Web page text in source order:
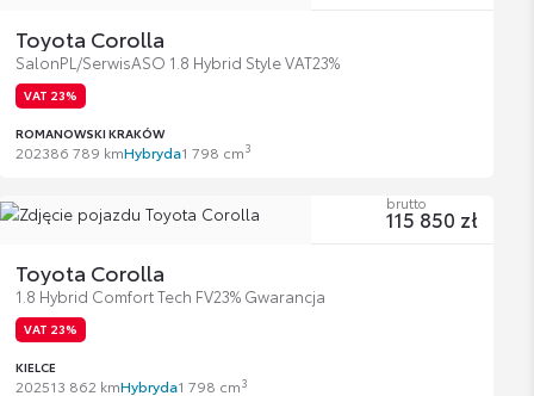
Toyota Corolla
SalonPL/SerwisASO 1.8 Hybrid Style VAT23%
VAT 23%
ROMANOWSKI KRAKÓW
202386 789 kmHybryda1 798 cm3
Toyota Corolla
1.8 Hybrid Comfort Tech FV23% Gwarancja
VAT 23%
KIELCE
202513 862 kmHybryda1 798 cm3
brutto
115 850 zł